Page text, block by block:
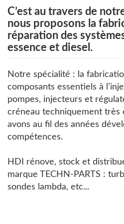
C’est au travers de
nous proposons la
réparation des
essence et diesel.
Notre spécialité : la
composants essentiels à
pompes, injecteurs et
créneau techniquement très
avons au fil des années
compétences.
HDI rénove, stock et
marque TECHN-PARTS :
sondes lambda, etc...